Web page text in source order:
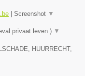
| Screenshot ▼
privaat leven ) ▼
HUURRECHT,